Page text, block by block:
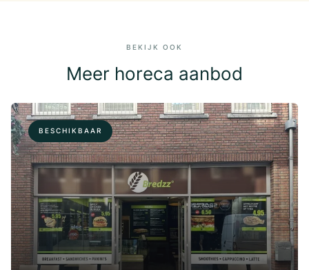
BEKIJK OOK
Meer horeca aanbod
BESCHIKBAAR